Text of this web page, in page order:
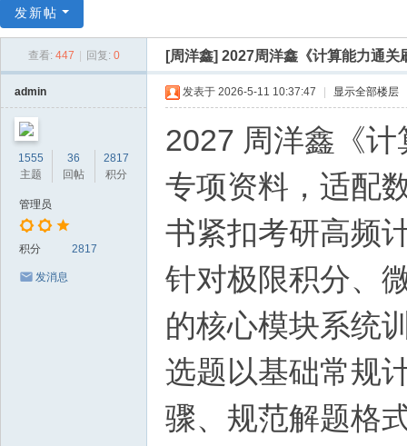
研
发新帖
查看: 447 回复: 0 [周洋鑫] 2027周洋鑫《计算能力通关
admin
1555
主题
36
回帖
2817
积分
管理员
积分 2817
发消息
发表于 2026-5-11 10:37:47 显示全部楼层
2027 周洋鑫《
专项资料，适配
书紧扣考研高频
针对极限积分、
的核心模块系统
选题以基础常规
骤、规范解题格